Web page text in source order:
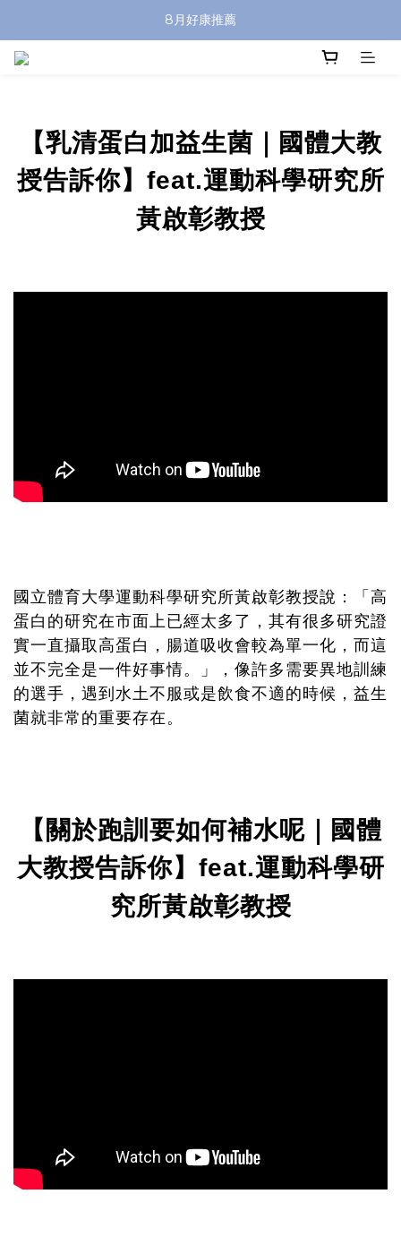
8月好康推薦
【乳清蛋白加益生菌｜國體大教
授告訴你】 feat.運動科學研究所
黃啟彰教授
國立體育大學運動科學研究所黃啟彰教授說：「高
蛋白的研究在市面上已經太多了，其有很多研究證
實一直攝取高蛋白，腸道吸收會較為單一化，而這
並不完全是一件好事情。」，像許多需要異地訓練
的選手，遇到水土不服或是飲食不適的時候，益生
菌就非常的重要存在。
【關於跑訓要如何補水呢｜國體
大教授告訴你】 feat.運動科學研
究所黃啟彰教授